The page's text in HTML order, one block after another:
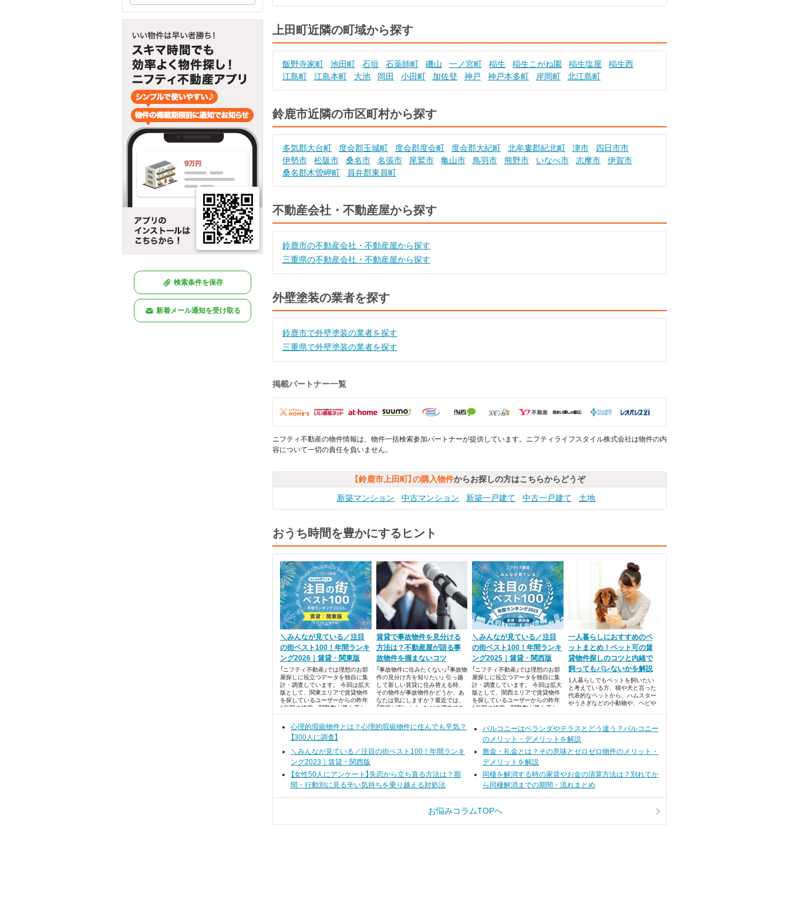
検索条件を保存
新着メール通知を受け取る
上田町近隣の町域から探す
飯野寺家町 池田町 石垣 石薬師町 磯山 一ノ宮町 稲生 稲生こがね園 稲生塩屋
稲生西
江島町
江島本町 大池 岡田 小田町 加佐登 神戸 神戸本多町 岸岡町 北江島町
鈴鹿市近隣の市区町村から探す
多気郡大台町 度会郡玉城町 度会郡度会町 度会郡大紀町 北牟婁郡紀北町 津市
四日市市
伊勢市
松阪市 桑名市 名張市 尾鷲市 亀山市 鳥羽市 熊野市 いなべ市 志摩市
伊賀市
桑名郡木曽岬町
員弁郡東員町
不動産会社・不動産屋から探す
鈴鹿市の不動産会社・不動産屋から探す
三重県の不動産会社・不動産屋から探す
外壁塗装の業者を探す
鈴鹿市で外壁塗装の業者を探す
三重県で外壁塗装の業者を探す
掲載パートナー一覧
ニフティ不動産の物件情報は、物件一括検索参加パートナーが提供しています。ニフティライフスタイル株式会社は物件の内
容について一切の責任を負いません。
【鈴鹿市上田町】の購入物件からお探しの方はこちらからどうぞ
新築マンション
中古マンション 新築一戸建て 中古一戸建て 土地
おうち時間を豊かにするヒント
＼みんなが見ている／注目
の街ベスト100！年間ランキ
ング2026｜賃貸・関東版
「ニフティ不動産」では理想のお部
屋探しに役立つデータを独自に集
計・調査しています。 今回は拡大
版として、関東エリアで賃貸物件
を探しているユーザーからの昨年
1年間の検索・閲覧数が最も高か
った、注目の街ランキングベスト
100を発表します！
賃貸で事故物件を見分ける
方法は？不動産屋が語る事
故物件を掴まないコツ
「事故物件に住みたくない」「事故物
件の見分け方を知りたい」 引っ越
して新しい賃貸に住み替える時、
その物件が事故物件かどうか、あ
なたは気にしますか？最近では、
「家賃が安いから」などの理由であ
えて事故物件を選ぶ方もいるそう
です。しかし多くの方は、「絶対に
住みたくない」と考えると思いま
＼みんなが見ている／注目
の街ベスト100！年間ランキ
ング2025｜賃貸・関西版
「ニフティ不動産」では理想のお部
屋探しに役立つデータを独自に集
計・調査しています。 今回は拡大
版として、関西エリアで賃貸物件
を探しているユーザーからの昨年
1年間の検索・閲覧数が最も高か
った、注目の街ランキングベスト
一人暮らしにおすすめのペ
ットまとめ！ペット可の賃
貸物件探しのコツと内緒で
飼ってもバレないかを解説
1人暮らしでもペットを飼いたい
と考えている方、猫や犬と言った
代表的なペットから、ハムスター
やうさぎなどの小動物や、ヘビや
なと想像すると、夢が広がります
よね。
心理的瑕疵物件とは？心理的瑕疵物件に住んでも平気？
【300人に調査】
バルコニーはベランダやテラスとどう違う？バルコニー
のメリット・デメリットを解説
＼みんなが見ている／注目の街ベスト100！年間ランキ
ング2023｜賃貸・関西版
敷金・礼金とは？その意味とゼロゼロ物件のメリット・
デメリットを解説
【女性50人にアンケート】失恋から立ち直る方法は？期
間・行動別に見る辛い気持ちを乗り越える対処法
同棲を解消する時の家賃やお金の清算方法は？別れてか
ら同棲解消までの期間・流れまとめ
お悩みコラムTOPへ